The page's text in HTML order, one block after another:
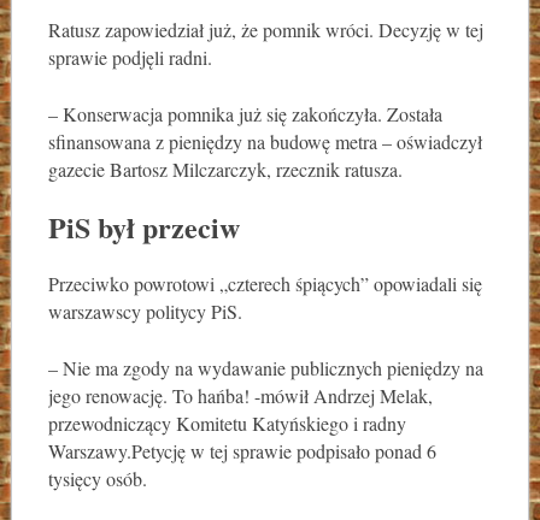
Ratusz zapowiedział już, że pomnik wróci. Decyzję w tej
sprawie podjęli radni.
– Konserwacja pomnika już się zakończyła. Została
sfinansowana z pieniędzy na budowę metra – oświadczył
gazecie Bartosz Milczarczyk, rzecznik ratusza.
PiS był przeciw
Przeciwko powrotowi „czterech śpiących” opowiadali się
warszawscy politycy PiS.
– Nie ma zgody na wydawanie publicznych pieniędzy na
jego renowację. To hańba! -mówił Andrzej Melak,
przewodniczący Komitetu Katyńskiego i radny
Warszawy.Petycję w tej sprawie podpisało ponad 6
tysięcy osób.